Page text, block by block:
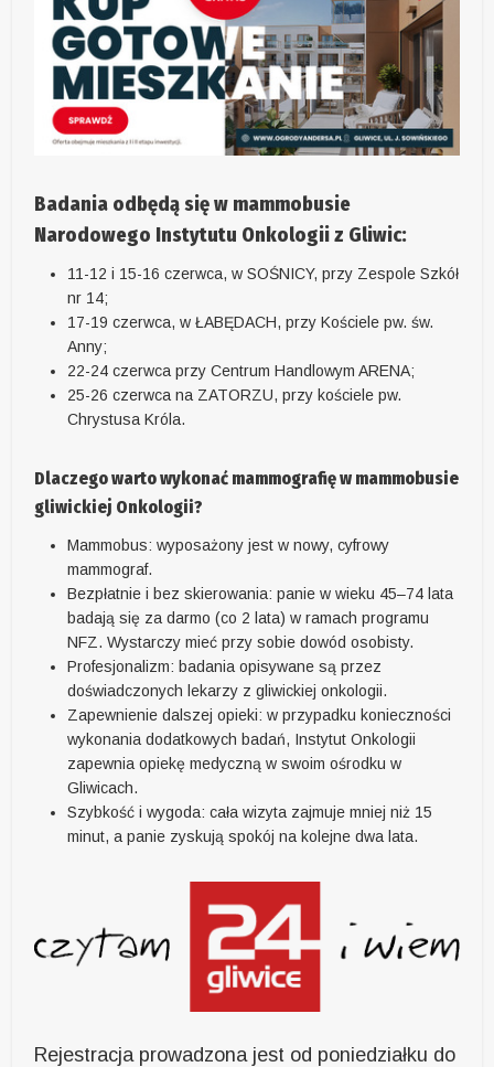
Badania odbędą się w mammobusie
Narodowego Instytutu Onkologii z Gliwic:
11-12 i 15-16 czerwca, w SOŚNICY, przy Zespole Szkół
nr 14;
17-19 czerwca, w ŁABĘDACH, przy Kościele pw. św.
Anny;
22-24 czerwca przy Centrum Handlowym ARENA;
25-26 czerwca na ZATORZU, przy kościele pw.
Chrystusa Króla.
Dlaczego warto wykonać mammografię w mammobusie
gliwickiej Onkologii?
Mammobus: wyposażony jest w nowy, cyfrowy
mammograf.
Bezpłatnie i bez skierowania: panie w wieku 45–74 lata
badają się za darmo (co 2 lata) w ramach programu
NFZ. Wystarczy mieć przy sobie dowód osobisty.
Profesjonalizm: badania opisywane są przez
doświadczonych lekarzy z gliwickiej onkologii.
Zapewnienie dalszej opieki: w przypadku konieczności
wykonania dodatkowych badań, Instytut Onkologii
zapewnia opiekę medyczną w swoim ośrodku w
Gliwicach.
Szybkość i wygoda: cała wizyta zajmuje mniej niż 15
minut, a panie zyskują spokój na kolejne dwa lata.
Rejestracja prowadzona jest od poniedziałku do